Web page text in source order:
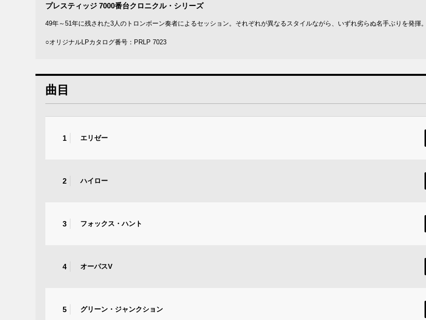
プレスティッジ 7000番台クロニクル・シリーズ
49年～51年に残された3人のトロンボーン奏者によるセッション。それぞれが異なるスタイルながら、いずれ劣らぬ名手ぶりを発揮。
○オリジナルLPカタログ番号：PRLP 7023
曲目
1 エリゼー
2 ハイロー
3 フォックス・ハント
4 オーパスV
5 グリーン・ジャンクション